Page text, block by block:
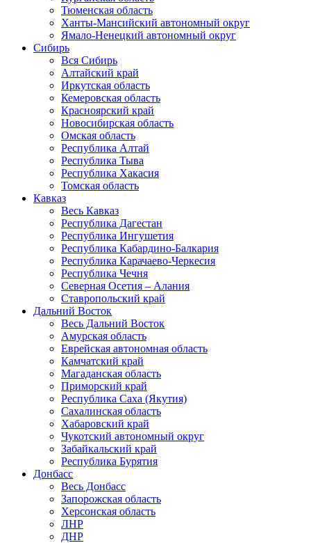
Тюменская область
Ханты-Мансийский автономный округ
Ямало-Ненецкий автономный округ
Сибирь
Вся Сибирь
Алтайский край
Иркутская область
Кемеровская область
Красноярский край
Новосибирская область
Омская область
Республика Алтай
Республика Тыва
Республика Хакасия
Томская область
Кавказ
Весь Кавказ
Республика Дагестан
Республика Ингушетия
Республика Кабардино-Балкария
Республика Карачаево-Черкесия
Республика Чечня
Северная Осетия – Алания
Ставропольский край
Дальний Восток
Весь Дальний Восток
Амурская область
Еврейская автономная область
Камчатский край
Магаданская область
Приморский край
Республика Саха (Якутия)
Сахалинская область
Хабаровский край
Чукотский автономный округ
Забайкальский край
Республика Бурятия
Донбасс
Весь Донбасс
Запорожская область
Херсонская область
ЛНР
ДНР